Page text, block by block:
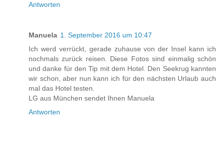
Antworten
Manuela 1. September 2016 um 10:47
Ich werd verrückt, gerade zuhause von der Insel kann ich
nochmals zurück reisen. Diese Fotos sind einmalig schön
und danke für den Tip mit dem Hotel. Den Seekrug kannten
wir schon, aber nun kann ich für den nächsten Urlaub auch
mal das Hotel testen.
LG aus München sendet Ihnen Manuela
Antworten